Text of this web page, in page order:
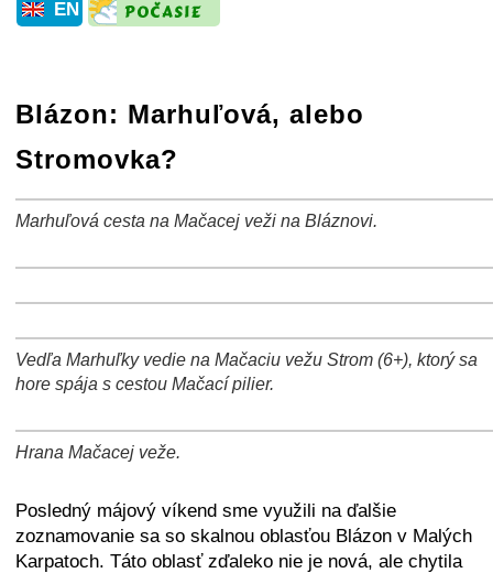
EN
Blázon: Marhuľová, alebo
Stromovka?
Marhuľová cesta na Mačacej veži na Bláznovi.
+ −
⛶
+
−
⛶
+
− ⛶
Vedľa Marhuľky vedie na Mačaciu vežu Strom (6+), ktorý sa
hore spája s cestou Mačací pilier.
Hrana Mačacej veže.
Posledný májový víkend sme využili na ďalšie
zoznamovanie sa so skalnou oblasťou Blázon v Malých
Karpatoch. Táto oblasť zďaleko nie je nová, ale chytila